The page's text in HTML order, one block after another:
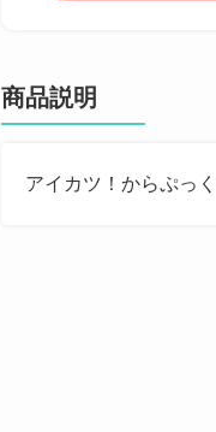
商品説明
アイカツ！からぷっ